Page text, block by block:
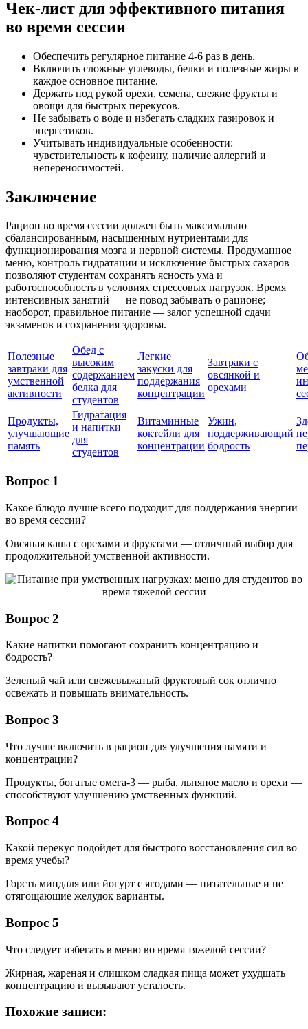
Чек-лист для эффективного питания
во время сессии
Обеспечить регулярное питание 4-6 раз в день.
Включить сложные углеводы, белки и полезные жиры в
каждое основное питание.
Держать под рукой орехи, семена, свежие фрукты и
овощи для быстрых перекусов.
Не забывать о воде и избегать сладких газировок и
энергетиков.
Учитывать индивидуальные особенности:
чувствительность к кофеину, наличие аллергий и
непереносимостей.
Заключение
Рацион во время сессии должен быть максимально
сбалансированным, насыщенным нутриентами для
функционирования мозга и нервной системы. Продуманное
меню, контроль гидратации и исключение быстрых сахаров
позволяют студентам сохранять ясность ума и
работоспособность в условиях стрессовых нагрузок. Время
интенсивных занятий — не повод забывать о рационе;
наоборот, правильное питание — залог успешной сдачи
экзаменов и сохранения здоровья.
Полезные
завтраки для
умственной
активности
Обед с
высоким
содержанием
белка для
студентов
Легкие
закуски для
поддержания
концентрации
Завтраки с
овсянкой и
орехами
Продукты,
улучшающие
память
Гидратация
и напитки
для
студентов
Витаминные
коктейли для
концентрации
Ужин,
поддерживающий
бодрость
Вопрос 1
Какое блюдо лучше всего подходит для поддержания энергии
во время сессии?
Овсяная каша с орехами и фруктами — отличный выбор для
продолжительной умственной активности.
Вопрос 2
Какие напитки помогают сохранить концентрацию и
бодрость?
Зеленый чай или свежевыжатый фруктовый сок отлично
освежать и повышать внимательность.
Вопрос 3
Что лучше включить в рацион для улучшения памяти и
концентрации?
Продукты, богатые омега-3 — рыба, льняное масло и орехи —
способствуют улучшению умственных функций.
Вопрос 4
Какой перекус подойдет для быстрого восстановления сил во
время учебы?
Горсть миндаля или йогурт с ягодами — питательные и не
отягощающие желудок варианты.
Вопрос 5
Что следует избегать в меню во время тяжелой сессии?
Жирная, жареная и слишком сладкая пища может ухудшать
концентрацию и вызывают усталость.
Похожие записи: